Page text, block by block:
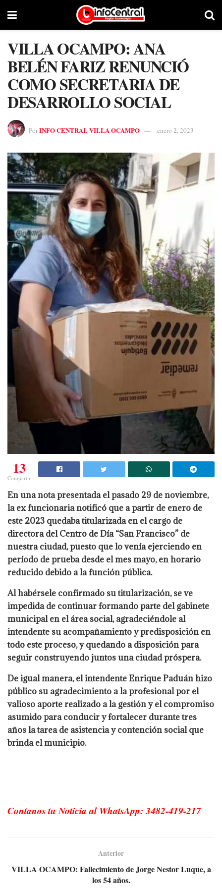
VILLA OCAMPO: ANA
BELÉN FARIZ RENUNCIÓ
COMO SECRETARIA DE
DESARROLLO SOCIAL
PorINFO CENTRAL VILLA OCAMPO enero 2, 2023
13
Compartir
En una nota presentada el pasado 29 de noviembre,
la ex funcionaria notificó que a partir de enero de
este 2023 quedaba titularizada en el cargo de
directora del Centro de Día “San Francisco” de
nuestra ciudad, puesto que lo venía ejerciendo en
período de prueba desde el mes mayo, en horario
reducido debido a la función pública.
Al habérsele confirmado su titularización, se ve
impedida de continuar formando parte del gabinete
municipal en el área social, agradeciéndole al
intendente su acompañamiento y predisposición en
todo este proceso, y quedando a disposición para
seguir construyendo juntos una ciudad próspera.
De igual manera, el intendente Enrique Paduán hizo
público su agradecimiento a la profesional por el
valioso aporte realizado a la gestión y el compromiso
asumido para conducir y fortalecer durante tres
años la tarea de asistencia y contención social que
brinda el municipio.
Contanos tu Noticia al WhatsApp: 3482-419-217
Anterior
VILLA OCAMPO: Fallecimiento de Jorge Nestor Luque, a
los 54 años.